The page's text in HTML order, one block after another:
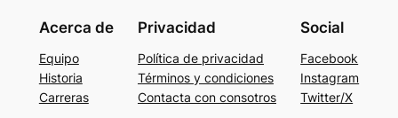
Acerca de
Equipo
Historia
Carreras
Privacidad
Política de privacidad
Términos y condiciones
Contacta con consotros
Social
Facebook
Instagram
Twitter/X